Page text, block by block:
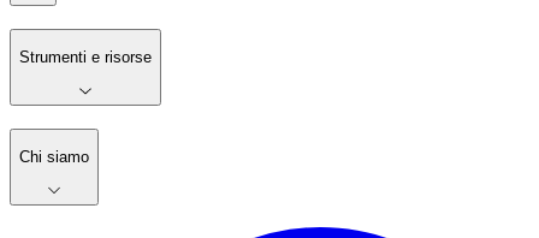
Strumenti e risorse
Chi siamo